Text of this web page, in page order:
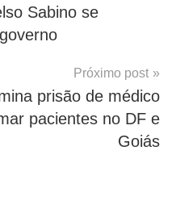
Sabino se
Próximo post
prisão de médico
pacientes no DF e
Goiás